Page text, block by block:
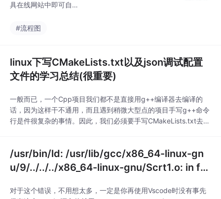
具在线网站中即可自动
图片则直接一键导出即
好办法！
#流程图
linux下写CMakeLists.txt以及json调试配置
文件的学习总结(很重要)
一般而已，一个Cpp项目我们都不是直接用g++编译器去编译的
话，因为这样干不通用，而且遇到稍微大型点的项目手写g++命令
行是件很复杂的事情。因此，我们必须要手写CMakeLists.txt去再
ION X.X.X) #指定项目使用的cmake的最低要求
/usr/bin/ld: /usr/lib/gcc/x86_64-linux-gn
u/9/../../../x86_64-linux-gnu/Scrt1.o: in fu
对于这个错误，不用想太多，一定是你再使用Vscode时没有事先